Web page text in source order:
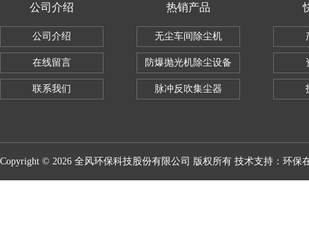
公司介绍
公司介绍
在线留言
联系我们
热销产品
无尘车间除尘机
防爆抛光机除尘设备
脉冲反吹集尘器
Copyright © 2026 全风环保科技股份有限公司 版权所有 技术支持： 环保